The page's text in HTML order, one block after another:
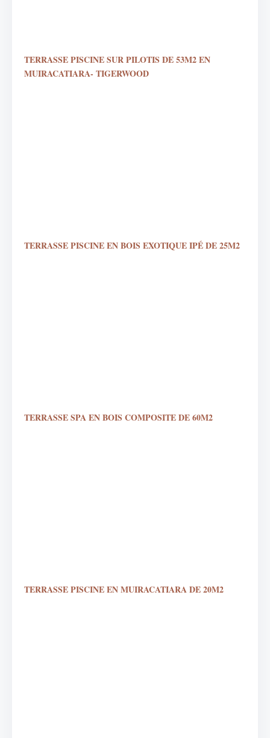
TERRASSE PISCINE SUR PILOTIS DE 53M2 EN
MUIRACATIARA- TIGERWOOD
TERRASSE PISCINE EN BOIS EXOTIQUE IPÉ DE 25M2
TERRASSE SPA EN BOIS COMPOSITE DE 60M2
TERRASSE PISCINE EN MUIRACATIARA DE 20M2